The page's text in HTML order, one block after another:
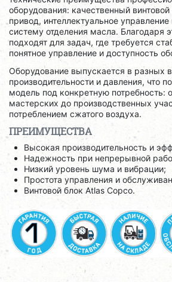
оборудования: качественный
привод, интеллектуальное
систему отделения масла. Благодаря
подходят для задач, где требуется
понятное управление и доступность
Оборудование выпускается в разных
производительности и давления, что
модель под конкретную потребность:
мастерских до производственных
потреблением сжатого воздуха.
ПРЕИМУЩЕСТВА
Высокая производительность и
Надежность при непрерывной
Низкий уровень шума и вибрации;
Простота управления и
Винтовой блок Atlas Copco.